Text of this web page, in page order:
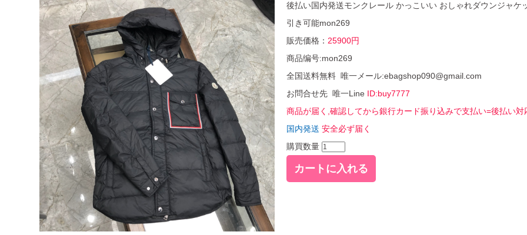
後払い国内発送モンクレール かっこいい おしゃれダウンジャケ
引き可能mon269
販売価格： 25900円
商品编号:mon269
全国送料無料 唯一メール:ebagshop090@gmail.com
お問合せ先 唯一Line ID:buy7777
商品が届く,確認してから銀行カード振り込みで支払い=後払い対
国内発送 安全必ず届く
購買数量